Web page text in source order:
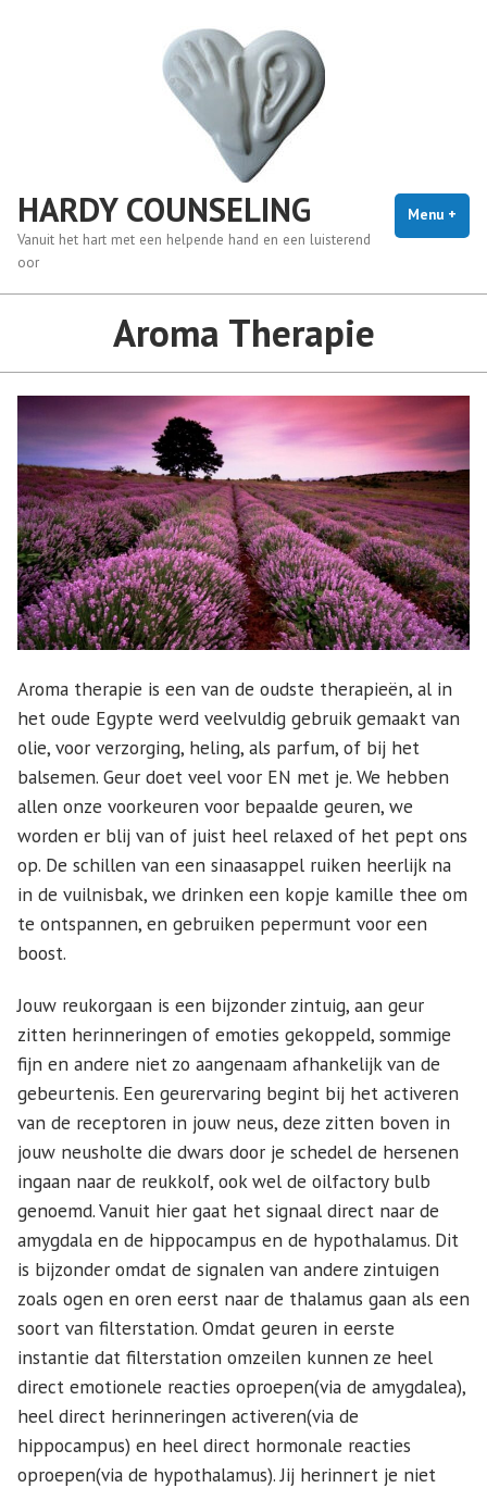
HARDY COUNSELING
Vanuit het hart met een helpende hand en een luisterend
oor
Menu +
Aroma Therapie
Aroma therapie is een van de oudste therapieën, al in
het oude Egypte werd veelvuldig gebruik gemaakt van
olie, voor verzorging, heling, als parfum, of bij het
balsemen. Geur doet veel voor EN met je. We hebben
allen onze voorkeuren voor bepaalde geuren, we
worden er blij van of juist heel relaxed of het pept ons
op. De schillen van een sinaasappel ruiken heerlijk na
in de vuilnisbak, we drinken een kopje kamille thee om
te ontspannen, en gebruiken pepermunt voor een
boost.
Jouw reukorgaan is een bijzonder zintuig, aan geur
zitten herinneringen of emoties gekoppeld, sommige
fijn en andere niet zo aangenaam afhankelijk van de
gebeurtenis. Een geurervaring begint bij het activeren
van de receptoren in jouw neus, deze zitten boven in
jouw neusholte die dwars door je schedel de hersenen
ingaan naar de reukkolf, ook wel de oilfactory bulb
genoemd. Vanuit hier gaat het signaal direct naar de
amygdala en de hippocampus en de hypothalamus. Dit
is bijzonder omdat de signalen van andere zintuigen
zoals ogen en oren eerst naar de thalamus gaan als een
soort van filterstation. Omdat geuren in eerste
instantie dat filterstation omzeilen kunnen ze heel
direct emotionele reacties oproepen(via de amygdalea),
heel direct herinneringen activeren(via de
hippocampus) en heel direct hormonale reacties
oproepen(via de hypothalamus). Jij herinnert je niet